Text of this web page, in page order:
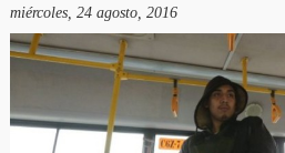
miércoles, 24 agosto, 2016